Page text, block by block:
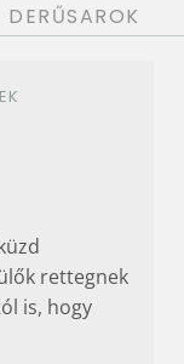
DERŰSAROK
rettegnek
is, hogy